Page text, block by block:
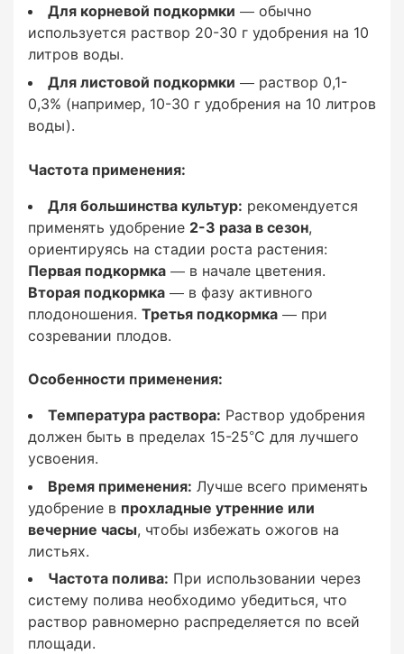
Для корневой подкормки
— обычно используется раствор 20-30 г
Для листовой подкормки
— раствор 0,1-0,3% (например, 10-30 г
удобрения на 10 литров воды).
Частота применения:
Для большинства культур:
рекомендуется применять удобрение
в сезон
, ориентируясь на стадии роста растения:
Первая подкормка
— в начале цветения.Вторая подкормка
— в фазу активного плодоношения.
Для корневой подкормки — обычно
используется раствор 20-30 г удобрения на 10
литров воды.
Для листовой подкормки — раствор 0,1-
0,3% (например, 10-30 г удобрения на 10 литров
воды).
Частота применения:
Для большинства культур: рекомендуется
применять удобрение 2-3 раза в сезон,
ориентируясь на стадии роста растения:
Первая подкормка — в начале цветения.
Вторая подкормка — в фазу активного
плодоношения. Третья подкормка — при
созревании плодов.
Особенности применения:
Температура раствора: Раствор удобрения
должен быть в пределах 15-25°C для лучшего
усвоения.
Время применения: Лучше всего применять
удобрение в прохладные утренние или
вечерние часы, чтобы избежать ожогов на
листьях.
Частота полива: При использовании через
систему полива необходимо убедиться, что
раствор равномерно распределяется по всей
площади.